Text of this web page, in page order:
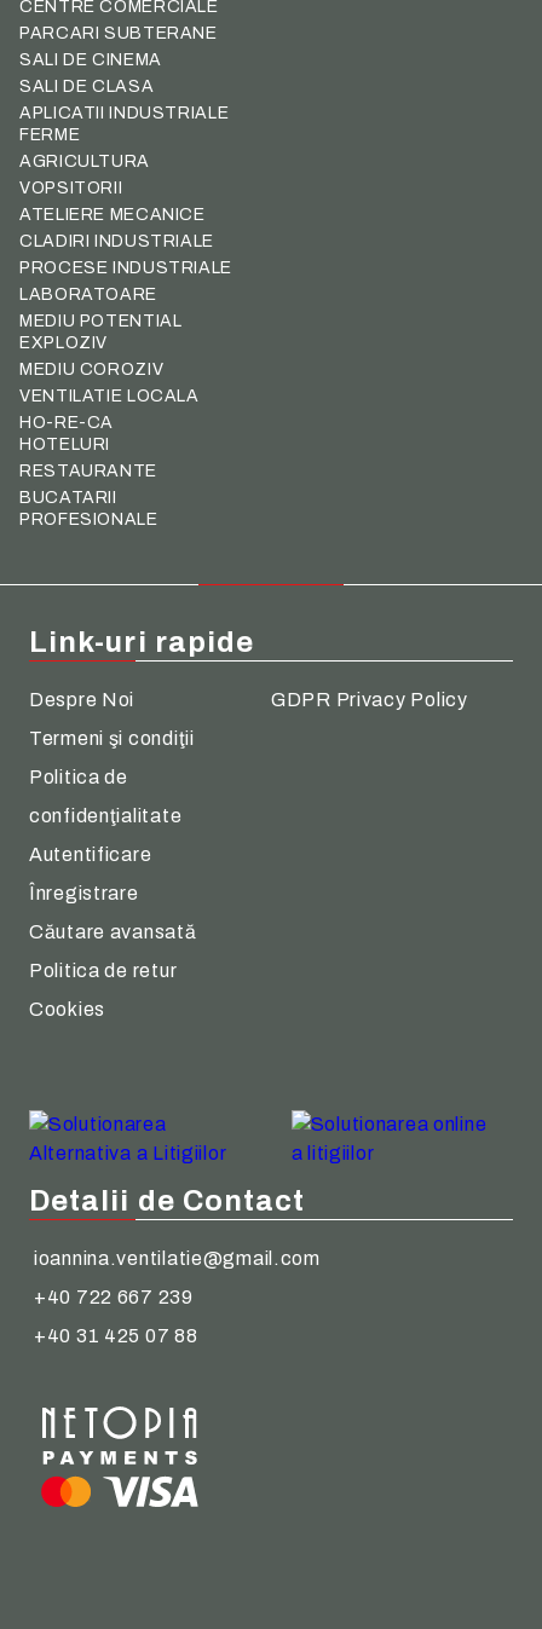
CENTRE COMERCIALE
PARCARI SUBTERANE
SALI DE CINEMA
SALI DE CLASA
APLICATII INDUSTRIALE
FERME
AGRICULTURA
VOPSITORII
ATELIERE MECANICE
CLADIRI INDUSTRIALE
PROCESE INDUSTRIALE
LABORATOARE
MEDIU POTENTIAL
EXPLOZIV
MEDIU COROZIV
VENTILATIE LOCALA
HO-RE-CA
HOTELURI
RESTAURANTE
BUCATARII
PROFESIONALE
Link-uri rapide
Despre Noi
Termeni şi condiţii
Politica de
confidenţialitate
Autentificare
Înregistrare
Căutare avansată
Politica de retur
Cookies
GDPR Privacy Policy
Detalii de Contact
ioannina.ventilatie@gmail.com
+40 722 667 239
+40 31 425 07 88